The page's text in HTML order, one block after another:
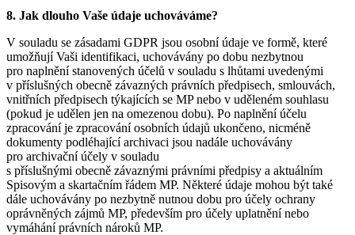
8. Jak dlouho Vaše údaje uchováváme?
V souladu se zásadami GDPR jsou osobní údaje ve formě, které
umožňují Vaši identifikaci, uchovávány po dobu nezbytnou
pro naplnění stanovených účelů v souladu s lhůtami uvedenými
v příslušných obecně závazných právních předpisech, smlouvách,
vnitřních předpisech týkajících se MP nebo v uděleném souhlasu
(pokud je udělen jen na omezenou dobu). Po naplnění účelu
zpracování je zpracování osobních údajů ukončeno, nicméně
dokumenty podléhající archivaci jsou nadále uchovávány
pro archivační účely v souladu
s příslušnými obecně závaznými právními předpisy a aktuálním
Spisovým a skartačním řádem MP. Některé údaje mohou být také
dále uchovávány po nezbytně nutnou dobu pro účely ochrany
oprávněných zájmů MP, především pro účely uplatnění nebo
vymáhání právních nároků MP.